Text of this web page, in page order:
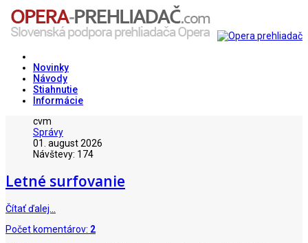
Novinky
Návody
Stiahnutie
Informácie
cvm
Správy
01. august 2026
Návštevy: 174
Letné surfovanie
Čítať ďalej…
Počet komentárov: 2